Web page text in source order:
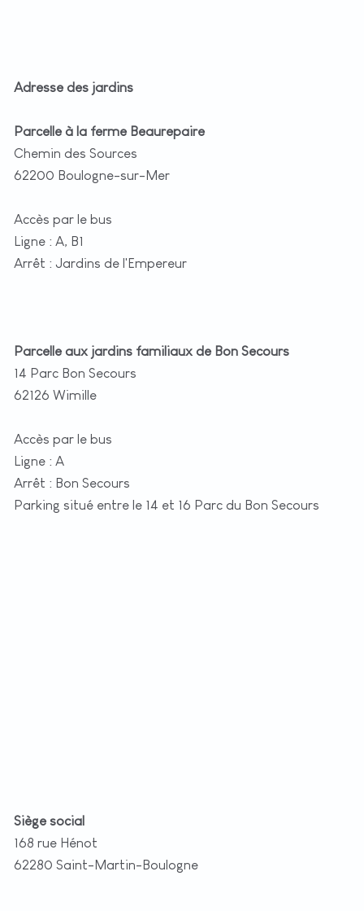
Adresse des jardins
Parcelle à la ferme Beaurepaire
Chemin des Sources
62200 Boulogne-sur-Mer
Accès par le bus
Ligne : A, B1
Arrêt : Jardins de l'Empereur
Parcelle aux jardins familiaux de Bon Secours
14 Parc Bon Secours
62126 Wimille
Accès par le bus
Ligne : A
Arrêt : Bon Secours
Parking situé entre le 14 et 16 Parc du Bon Secours
Siège social
168 rue Hénot
62280 Saint-Martin-Boulogne